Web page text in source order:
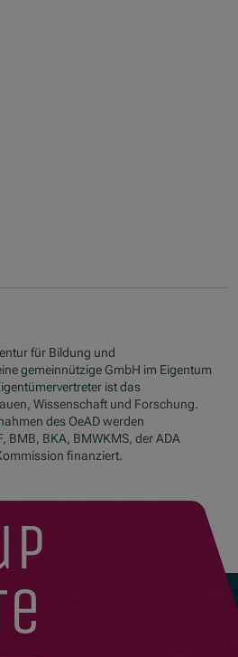
für Bildung und
gemeinnützige GmbH im Eigentum
ist das
Wissenschaft und Forschung.
des OeAD werden
BMB, BKA, BMWKMS, der ADA
finanziert.